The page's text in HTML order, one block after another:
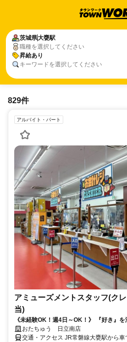
茨城県大甕駅
職種を選択してください
昇給あり
キーワードを選択してください
829件
アルバイト・パート
アミューズメントスタッフ(ク
当)
《未経験OK！週4日～OK！》 『好き』を
おたちゅう 日立南店
交通・アクセス JR常磐線大甕駅から